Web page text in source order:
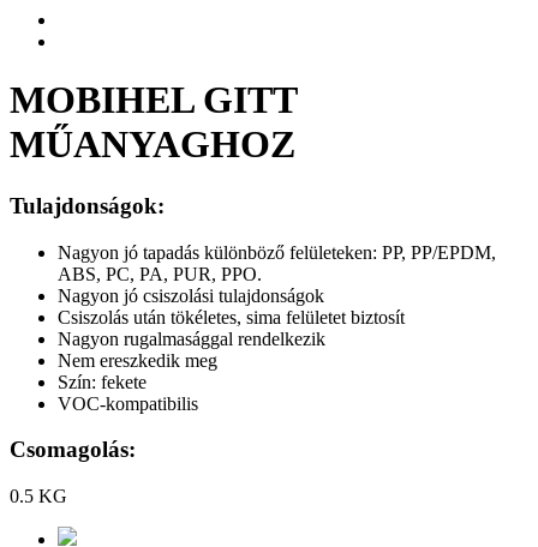
MOBIHEL GITT
MŰANYAGHOZ
Tulajdonságok:
Nagyon jó tapadás különböző felületeken: PP, PP/EPDM,
ABS, PC, PA, PUR, PPO.
Nagyon jó csiszolási tulajdonságok
Csiszolás után tökéletes, sima felületet biztosít
Nagyon rugalmasággal rendelkezik
Nem ereszkedik meg
Szín: fekete
VOC-kompatibilis
Csomagolás:
0.5 KG